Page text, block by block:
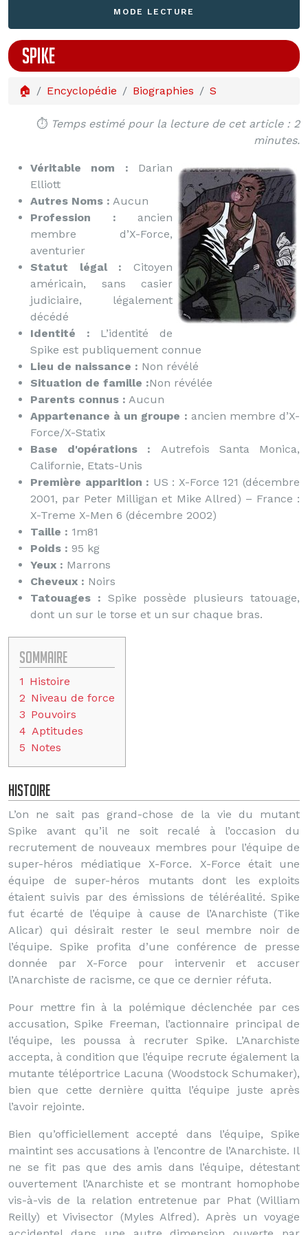
MODE LECTURE
SPIKE
🏠 Encyclopédie Biographies S
⏱️ Temps estimé pour la lecture de cet article : 2
minutes.
Véritable nom : Darian
Elliott
Autres Noms : Aucun
Profession : ancien
membre d’X-Force,
aventurier
Statut légal : Citoyen
américain, sans casier
judiciaire, légalement
décédé
Identité : L’identité de
Spike est publiquement connue
Lieu de naissance : Non révélé
Situation de famille :Non révélée
Parents connus : Aucun
Appartenance à un groupe : ancien membre d’X-
Force/X-Statix
Base d'opérations : Autrefois Santa Monica,
Californie, Etats-Unis
Première apparition : US : X-Force 121 (décembre
2001, par Peter Milligan et Mike Allred) – France :
X-Treme X-Men 6 (décembre 2002)
Taille : 1m81
Poids : 95 kg
Yeux : Marrons
Cheveux : Noirs
Tatouages : Spike possède plusieurs tatouage,
dont un sur le torse et un sur chaque bras.
Sommaire
1 Histoire
2 Niveau de force
3 Pouvoirs
4 Aptitudes
5 Notes
Histoire
L’on ne sait pas grand-chose de la vie du mutant
Spike avant qu’il ne soit recalé à l’occasion du
recrutement de nouveaux membres pour l’équipe de
super-héros médiatique X-Force. X-Force était une
équipe de super-héros mutants dont les exploits
étaient suivis par des émissions de téléréalité. Spike
fut écarté de l’équipe à cause de l’Anarchiste (Tike
Alicar) qui désirait rester le seul membre noir de
l’équipe. Spike profita d’une conférence de presse
donnée par X-Force pour intervenir et accuser
l’Anarchiste de racisme, ce que ce dernier réfuta.
Pour mettre fin à la polémique déclenchée par ces
accusation, Spike Freeman, l’actionnaire principal de
l’équipe, les poussa à recruter Spike. L’Anarchiste
accepta, à condition que l’équipe recrute également la
mutante téléportrice Lacuna (Woodstock Schumaker),
bien que cette dernière quitta l’équipe juste après
l’avoir rejointe.
Bien qu’officiellement accepté dans l’équipe, Spike
maintint ses accusations à l’encontre de l’Anarchiste. Il
ne se fit pas que des amis dans l’équipe, détestant
ouvertement l’Anarchiste et se montrant homophobe
vis-à-vis de la relation entretenue par Phat (William
Reilly) et Vivisector (Myles Alfred). Après un voyage